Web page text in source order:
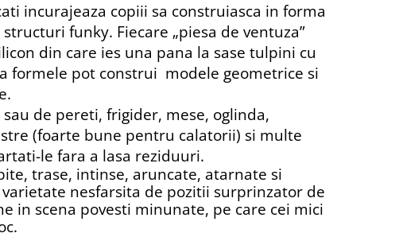
incurajeaza copiii sa construiasca in forma
funky. Fiecare „piesa de ventuza”
din care ies una pana la sase tulpini cu
formele pot construi modele geometrice si
de pereti, frigider, mese, oglinda,
(foarte bune pentru calatorii) si multe
le fara a lasa reziduuri.
trase, intinse, aruncate, atarnate si
nesfarsita de pozitii surprinzator de
in scena povesti minunate, pe care cei mici